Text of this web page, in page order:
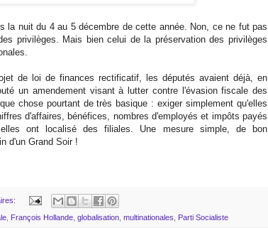
la nuit du 4 au 5 décembre de cette année. Non, ce ne fut pas
privilèges. Mais bien celui de la préservation des privilèges
de loi de finances rectificatif, les députés avaient déjà, en
un amendement visant à lutter contre l'évasion fiscale des
chose pourtant de très basique : exiger simplement qu'elles
d'affaires, bénéfices, nombres d'employés et impôts payés
ont localisé des filiales. Une mesure simple, de bon
d'un Grand Soir !
François Hollande globalisation multinationales Parti Socialiste